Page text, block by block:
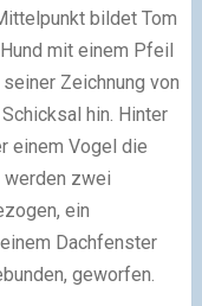
bildet Tom
mit einem Pfeil
Zeichnung von
hin. Hinter
einem Vogel die
werden zwei
ein
Dachfenster
geworfen.